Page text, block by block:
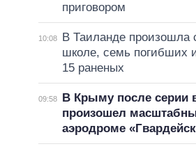
приговором
10:08
В Таиланде произошла
школе, семь погибших
15 раненых
09:58
В Крыму после серии
произошел
аэродроме